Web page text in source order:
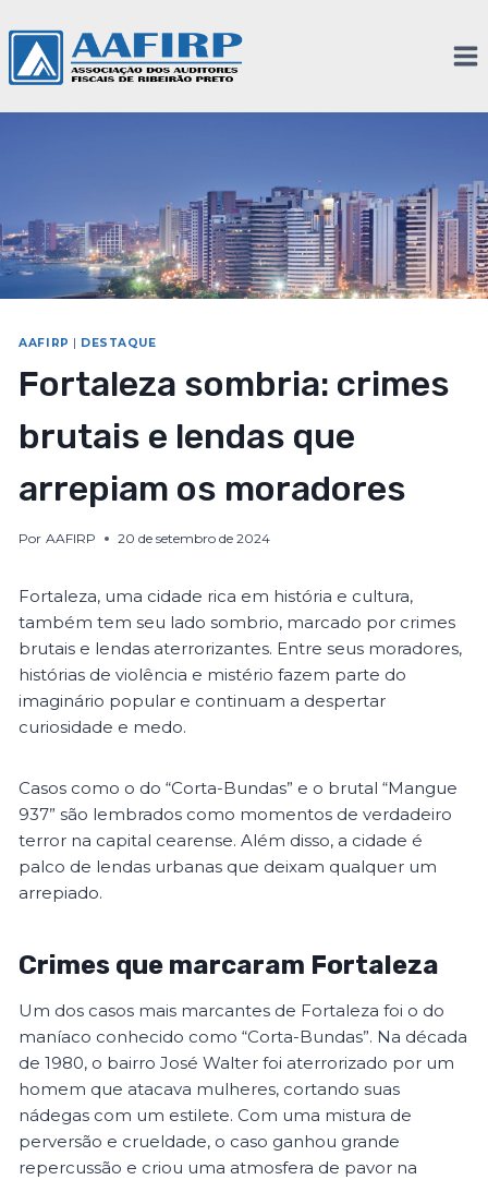
AAFIRP DESTAQUE
Fortaleza sombria: crimes
brutais e lendas que
arrepiam os moradores
Por AAFIRP 20 de setembro de 2024
Fortaleza, uma cidade rica em história e cultura,
também tem seu lado sombrio, marcado por crimes
brutais e lendas aterrorizantes. Entre seus moradores,
histórias de violência e mistério fazem parte do
imaginário popular e continuam a despertar
curiosidade e medo.
Casos como o do “Corta-Bundas” e o brutal “Mangue
937” são lembrados como momentos de verdadeiro
terror na capital cearense. Além disso, a cidade é
palco de lendas urbanas que deixam qualquer um
arrepiado.
Crimes que marcaram Fortaleza
Um dos casos mais marcantes de Fortaleza foi o do
maníaco conhecido como “Corta-Bundas”. Na década
de 1980, o bairro José Walter foi aterrorizado por um
homem que atacava mulheres, cortando suas
nádegas com um estilete. Com uma mistura de
perversão e crueldade, o caso ganhou grande
repercussão e criou uma atmosfera de pavor na